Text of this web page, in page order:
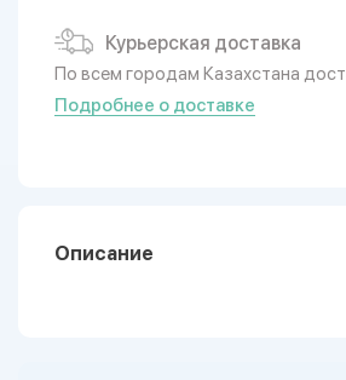
Курьерская доставка
По всем городам Казахстана
Подробнее о доставке
Описание